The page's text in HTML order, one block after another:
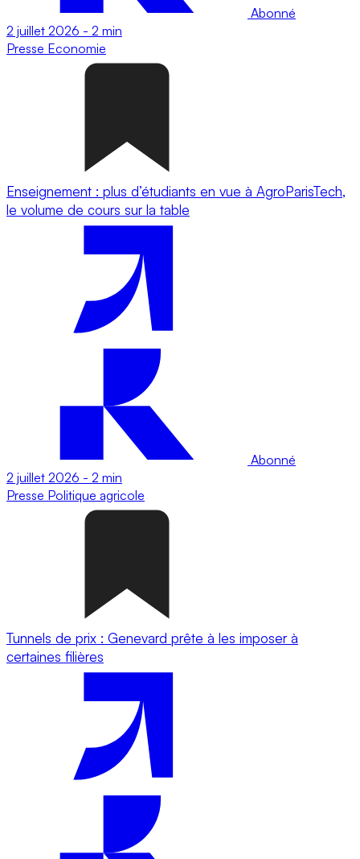
Abonné
2 juillet 2026 - 2 min
Presse Economie
Enseignement : plus d’étudiants en vue à AgroParisTech,
le volume de cours sur la table
Abonné
2 juillet 2026 - 2 min
Presse Politique agricole
Tunnels de prix : Genevard prête à les imposer à
certaines filières